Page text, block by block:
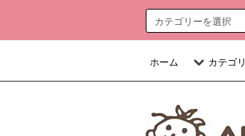
ホーム カテゴ